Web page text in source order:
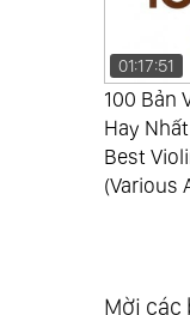
01:17:51
100 Bản
Hay
Best
(Various
Mời các